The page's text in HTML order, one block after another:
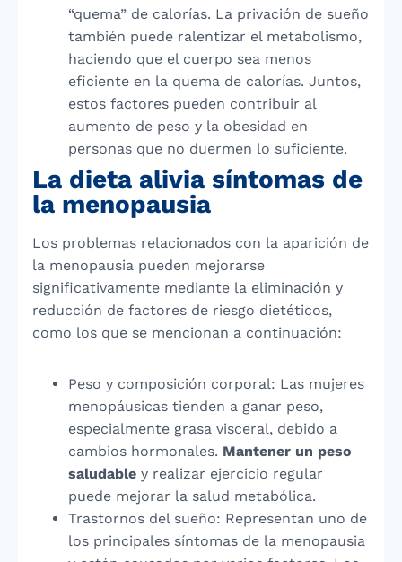
“quema” de calorías. La privación de sueño
también puede ralentizar el metabolismo,
haciendo que el cuerpo sea menos
eficiente en la quema de calorías. Juntos,
estos factores pueden contribuir al
aumento de peso y la obesidad en
personas que no duermen lo suficiente.
La dieta alivia síntomas de
la menopausia
Los problemas relacionados con la aparición de
la menopausia pueden mejorarse
significativamente mediante la eliminación y
reducción de factores de riesgo dietéticos,
como los que se mencionan a continuación:
Peso y composición corporal: Las mujeres
menopáusicas tienden a ganar peso,
especialmente grasa visceral, debido a
cambios hormonales. Mantener un peso
saludable y realizar ejercicio regular
puede mejorar la salud metabólica.
Trastornos del sueño: Representan uno de
los principales síntomas de la menopausia